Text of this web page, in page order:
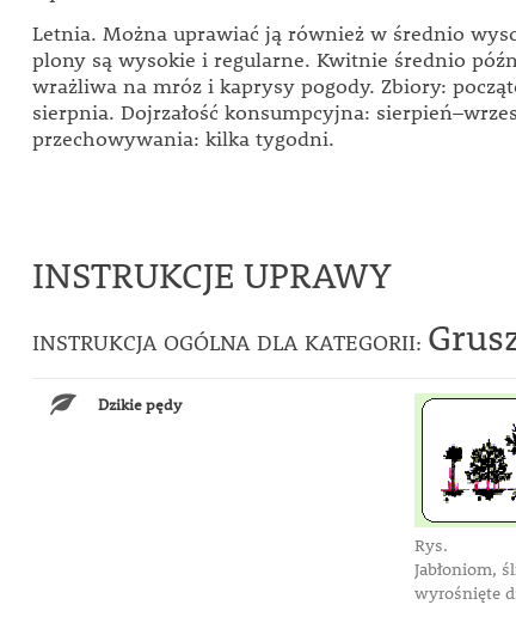
Letnia. Można uprawiać ją również w średnio
plony są wysokie i regularne. Kwitnie średnio
wrażliwa na mróz i kaprysy pogody. Zbiory:
sierpnia. Dojrzałość konsumpcyjna:
przechowywania: kilka tygodni.
INSTRUKCJE UPRAWY
INSTRUKCJA OGÓLNA DLA KATEGORII:
Dzikie pędy
Rys.
Jabłoniom,
wyrośnięte